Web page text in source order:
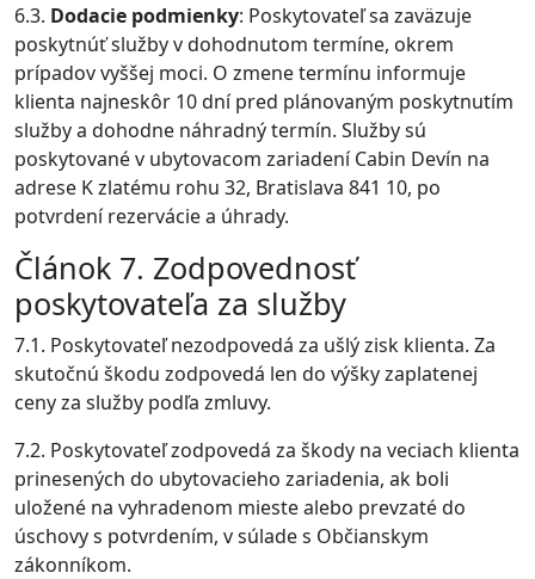
6.3. Dodacie podmienky: Poskytovateľ sa zaväzuje
poskytnúť služby v dohodnutom termíne, okrem
prípadov vyššej moci. O zmene termínu informuje
klienta najneskôr 10 dní pred plánovaným poskytnutím
služby a dohodne náhradný termín. Služby sú
poskytované v ubytovacom zariadení Cabin Devín na
adrese K zlatému rohu 32, Bratislava 841 10, po
potvrdení rezervácie a úhrady.
Článok 7. Zodpovednosť
poskytovateľa za služby
7.1. Poskytovateľ nezodpovedá za ušlý zisk klienta. Za
skutočnú škodu zodpovedá len do výšky zaplatenej
ceny za služby podľa zmluvy.
7.2. Poskytovateľ zodpovedá za škody na veciach klienta
prinesených do ubytovacieho zariadenia, ak boli
uložené na vyhradenom mieste alebo prevzaté do
úschovy s potvrdením, v súlade s Občianskym
zákonníkom.